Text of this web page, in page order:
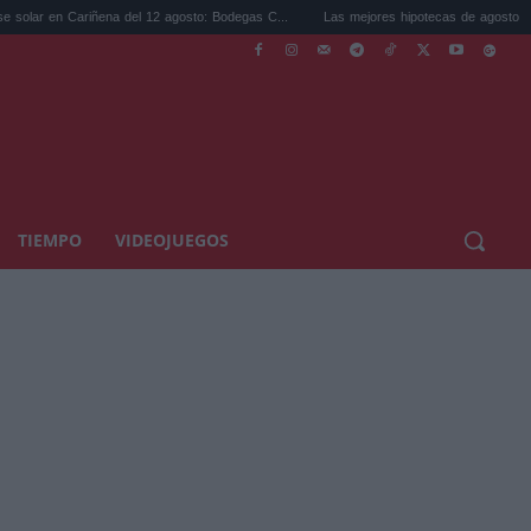
del 12 agosto: Bodegas C... Las mejores hipotecas de agosto: el TAE más
TIEMPO VIDEOJUEGOS